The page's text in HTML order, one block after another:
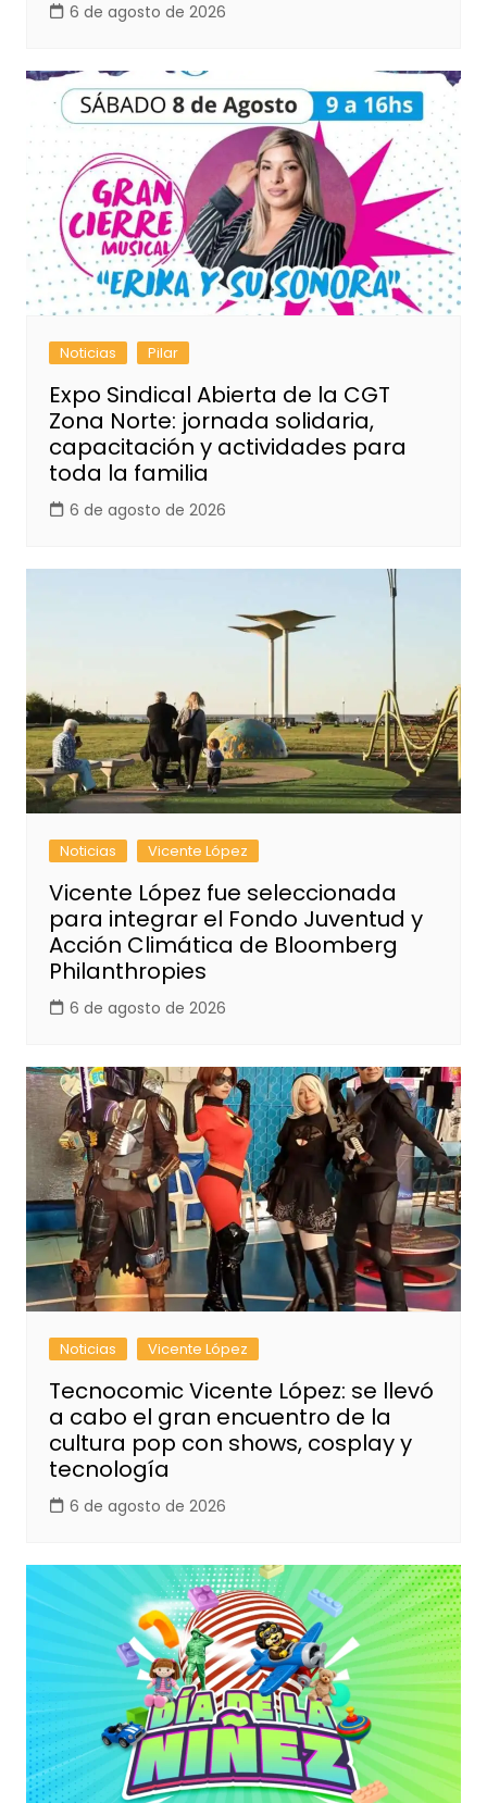
6 de agosto de 2026
Noticias Pilar
Expo Sindical Abierta de la CGT
Zona Norte: jornada solidaria,
capacitación y actividades para
toda la familia
6 de agosto de 2026
Noticias Vicente López
Vicente López fue seleccionada
para integrar el Fondo Juventud y
Acción Climática de Bloomberg
Philanthropies
6 de agosto de 2026
Noticias Vicente López
Tecnocomic Vicente López: se llevó
a cabo el gran encuentro de la
cultura pop con shows, cosplay y
tecnología
6 de agosto de 2026